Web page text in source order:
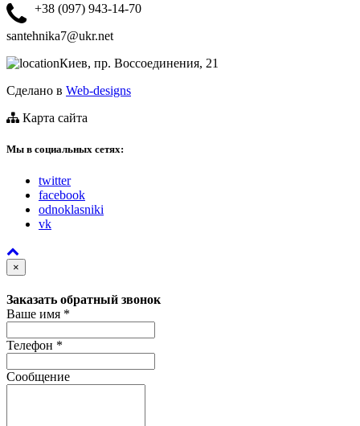
+38 (097) 943-14-70
santehnika7@ukr.net
Киев, пр. Воссоединения, 21
Сделано в Web-designs
Карта сайта
Мы в социальных сетях:
twitter
facebook
odnoklasniki
vk
×
Заказать обратный звонок
Ваше имя *
Телефон *
Сообщение